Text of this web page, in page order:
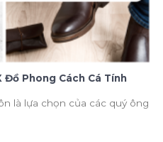
Đồ Phong Cách Cá Tính
là lựa chọn của các quý ông